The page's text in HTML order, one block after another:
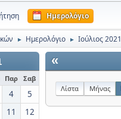
Ημερολόγιο
► Ημερολόγιο ► Ιούλιος 2021
Παρ Σαβ
4
5
11
12
«
Λίστα Μήνας